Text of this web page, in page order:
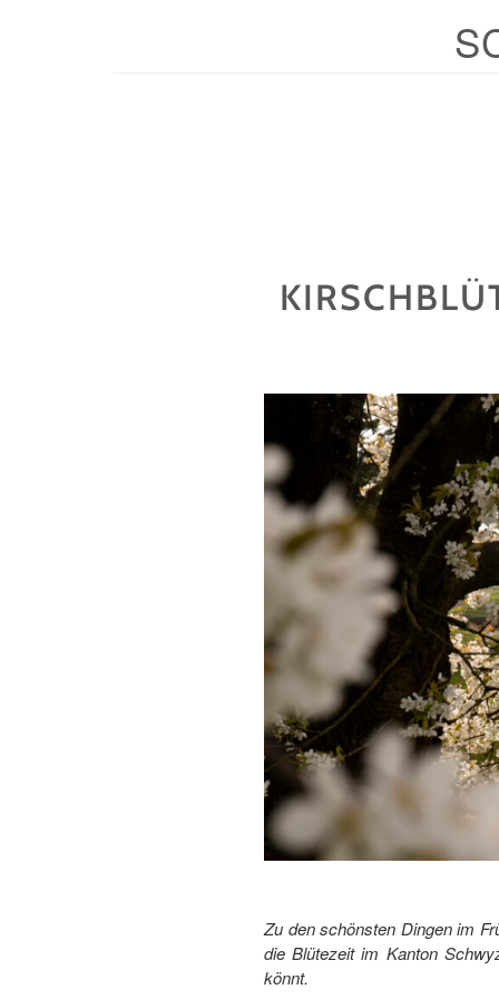
Zu den schönsten Dingen im
die Blütezeit im Kanton
könnt.